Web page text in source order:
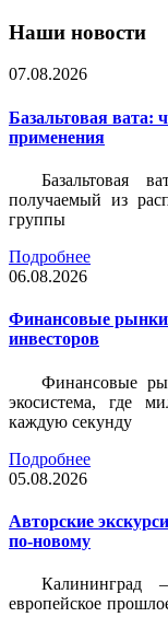
Наши новости
07.08.2026
Базальтовая вата:
применения
Базальтовая
получаемый из
группы
Подробнее
06.08.2026
Финансовые
инвесторов
Финансовые
экосистема, где
каждую секунду
Подробнее
05.08.2026
Авторские
по-новому
Калининград
европейское